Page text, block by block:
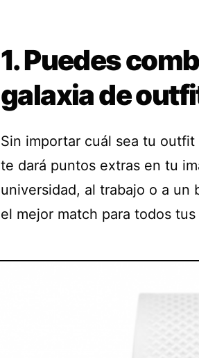
1. Puedes
galaxia de
Sin importar cuál sea tu
te dará puntos extras en tu
universidad, al trabajo o a un
el mejor match para todos tus